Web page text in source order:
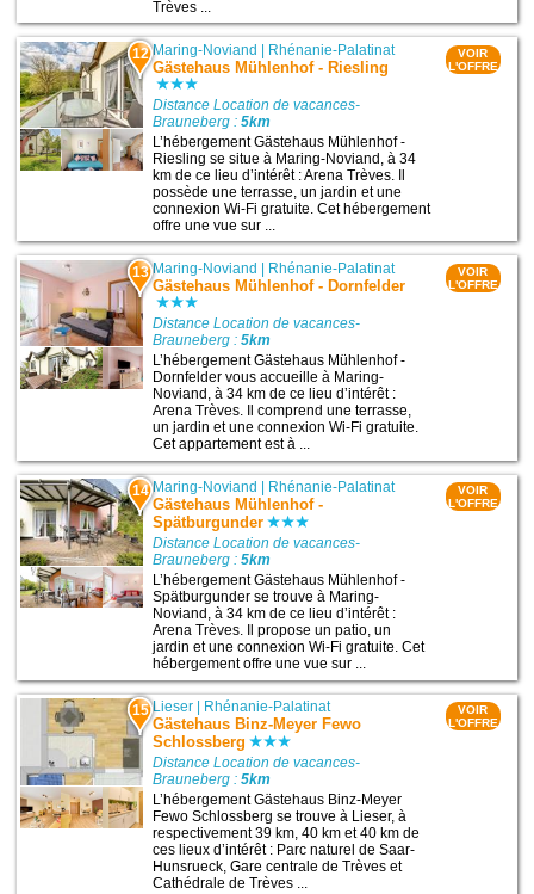
Trèves ...
12 Maring-Noviand | Rhénanie-Palatinat
Gästehaus Mühlenhof - Riesling
Distance Location de vacances-
Brauneberg :5km
L’hébergement Gästehaus Mühlenhof -
Riesling se situe à Maring-Noviand, à 34
km de ce lieu d’intérêt : Arena Trèves. Il
possède une terrasse, un jardin et une
connexion Wi-Fi gratuite. Cet hébergement
offre une vue sur ...
VOIR
L'OFFRE
13 Maring-Noviand Rhénanie-Palatinat
Gästehaus Mühlenhof - Dornfelder
Distance Location de vacances-
Brauneberg :5km
L’hébergement Gästehaus Mühlenhof -
Dornfelder vous accueille à Maring-
Noviand, à 34 km de ce lieu d’intérêt :
Arena Trèves. Il comprend une terrasse,
un jardin et une connexion Wi-Fi gratuite.
Cet appartement est à ...
VOIR
L'OFFRE
14 Maring-Noviand Rhénanie-Palatinat
Gästehaus Mühlenhof -
Spätburgunder
Distance Location de vacances-
Brauneberg :5km
L’hébergement Gästehaus Mühlenhof -
Spätburgunder se trouve à Maring-
Noviand, à 34 km de ce lieu d’intérêt :
Arena Trèves. Il propose un patio, un
jardin et une connexion Wi-Fi gratuite. Cet
hébergement offre une vue sur ...
VOIR
L'OFFRE
15 Lieser Rhénanie-Palatinat
Gästehaus Binz-Meyer Fewo
Schlossberg
Distance Location de vacances-
Brauneberg :5km
L’hébergement Gästehaus Binz-Meyer
Fewo Schlossberg se trouve à Lieser, à
respectivement 39 km, 40 km et 40 km de
ces lieux d’intérêt : Parc naturel de Saar-
Hunsrueck, Gare centrale de Trèves et
Cathédrale de Trèves ...
VOIR
L'OFFRE